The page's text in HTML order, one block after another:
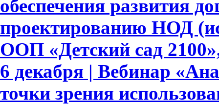
обеспечения развития
проектированию НОД
ООП «Детский сад
6 декабря | Вебинар
точки зрения